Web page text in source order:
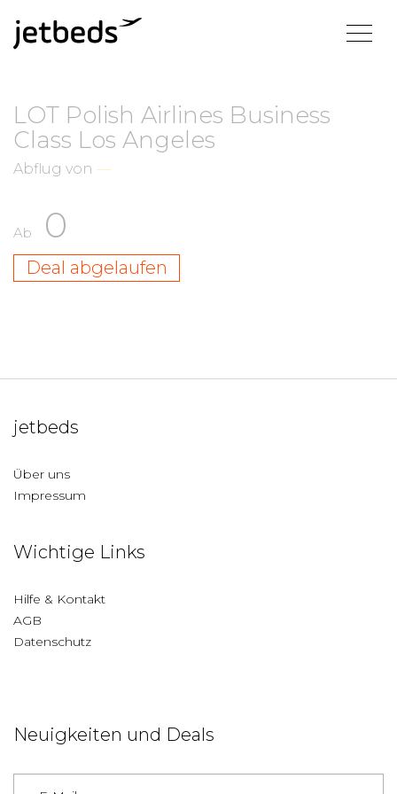
LOT Polish Airlines Business
Class Los Angeles
Abflug von —
Ab 0
Deal abgelaufen
jetbeds
Über uns
Impressum
Wichtige Links
Hilfe & Kontakt
AGB
Datenschutz
Neuigkeiten und Deals